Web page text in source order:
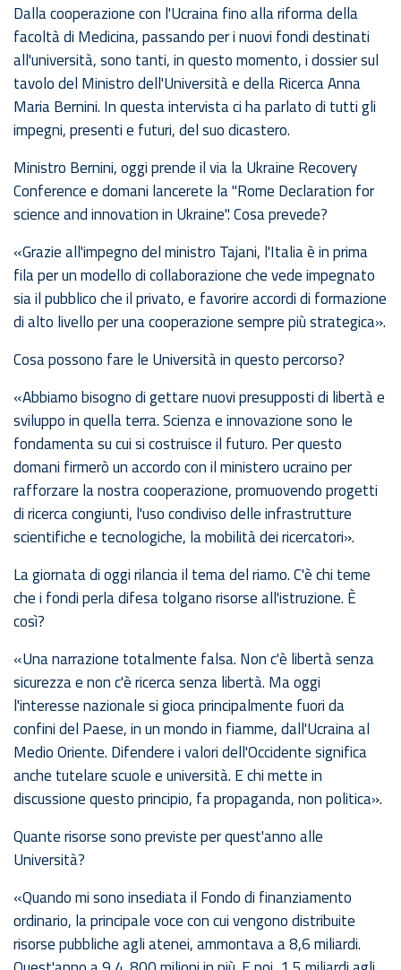
Dalla cooperazione con l'Ucraina fino alla riforma della
facoltà di Medicina, passando per i nuovi fondi destinati
all'università, sono tanti, in questo momento, i dossier sul
tavolo del Ministro dell'Università e della Ricerca Anna
Maria Bernini. In questa intervista ci ha parlato di tutti gli
impegni, presenti e futuri, del suo dicastero.
Ministro Bernini, oggi prende il via la Ukraine Recovery
Conference e domani lancerete la "Rome Declaration for
science and innovation in Ukraine". Cosa prevede?
«Grazie all'impegno del ministro Tajani, l'Italia è in prima
fila per un modello di collaborazione che vede impegnato
sia il pubblico che il privato, e favorire accordi di formazione
di alto livello per una cooperazione sempre più strategica».
Cosa possono fare le Università in questo percorso?
«Abbiamo bisogno di gettare nuovi presupposti di libertà e
sviluppo in quella terra. Scienza e innovazione sono le
fondamenta su cui si costruisce il futuro. Per questo
domani firmerò un accordo con il ministero ucraino per
rafforzare la nostra cooperazione, promuovendo progetti
di ricerca congiunti, l'uso condiviso delle infrastrutture
scientifiche e tecnologiche, la mobilità dei ricercatori».
La giornata di oggi rilancia il tema del riamo. C'è chi teme
che i fondi perla difesa tolgano risorse all'istruzione. È
così?
«Una narrazione totalmente falsa. Non c'è libertà senza
sicurezza e non c'è ricerca senza libertà. Ma oggi
l'interesse nazionale si gioca principalmente fuori da
confini del Paese, in un mondo in fiamme, dall'Ucraina al
Medio Oriente. Difendere i valori dell'Occidente significa
anche tutelare scuole e università. E chi mette in
discussione questo principio, fa propaganda, non politica».
Quante risorse sono previste per quest'anno alle
Università?
«Quando mi sono insediata il Fondo di finanziamento
ordinario, la principale voce con cui vengono distribuite
risorse pubbliche agli atenei, ammontava a 8,6 miliardi.